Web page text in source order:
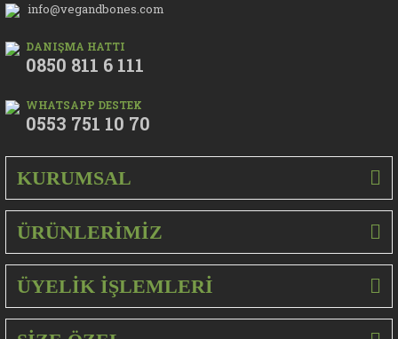
info@vegandbones.com
DANIŞMA HATTI
0850 811 6 111
WHATSAPP DESTEK
0553 751 10 70
KURUMSAL
ÜRÜNLERİMİZ
ÜYELİK İŞLEMLERİ